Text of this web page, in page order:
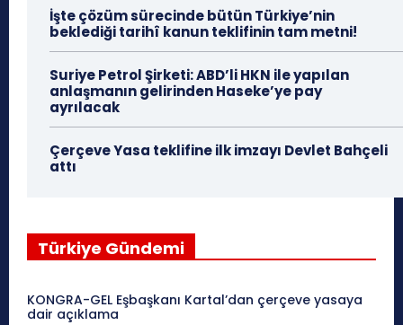
İşte çözüm sürecinde bütün Türkiye’nin
beklediği tarihî kanun teklifinin tam metni!
Suriye Petrol Şirketi: ABD’li HKN ile yapılan
anlaşmanın gelirinden Haseke’ye pay
ayrılacak
Çerçeve Yasa teklifine ilk imzayı Devlet Bahçeli
attı
Türkiye Gündemi
KONGRA-GEL Eşbaşkanı Kartal’dan çerçeve yasaya
dair açıklama